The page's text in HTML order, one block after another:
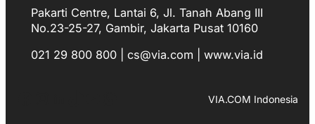
Pakarti Centre, Lantai 6, Jl. Tanah Abang III
No.23-25-27, Gambir, Jakarta Pusat 10160
021 29 800 800 | cs@via.com | www.via.id
VIA.COM Indonesia